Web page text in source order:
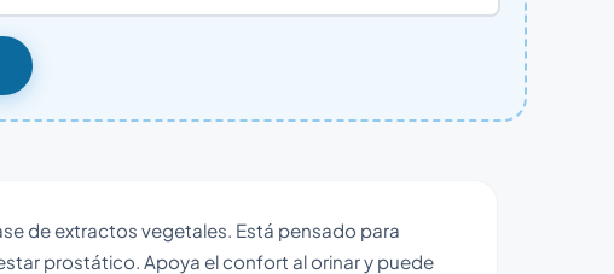
de extractos vegetales. Está pensado para
prostático. Apoya el confort al orinar y puede